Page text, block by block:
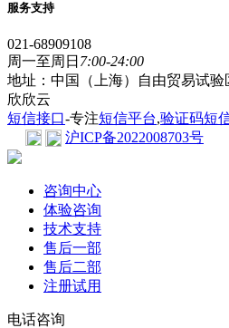
服务支持
021-68909108
周一至周日 7:00-24:00
地址：中国（上海）自由贸易试验
欣欣云
短信接口-专注短信平台,验证码短
沪ICP备2022008703号
咨询中心
体验咨询
技术支持
售后一部
售后二部
注册试用
电话咨询